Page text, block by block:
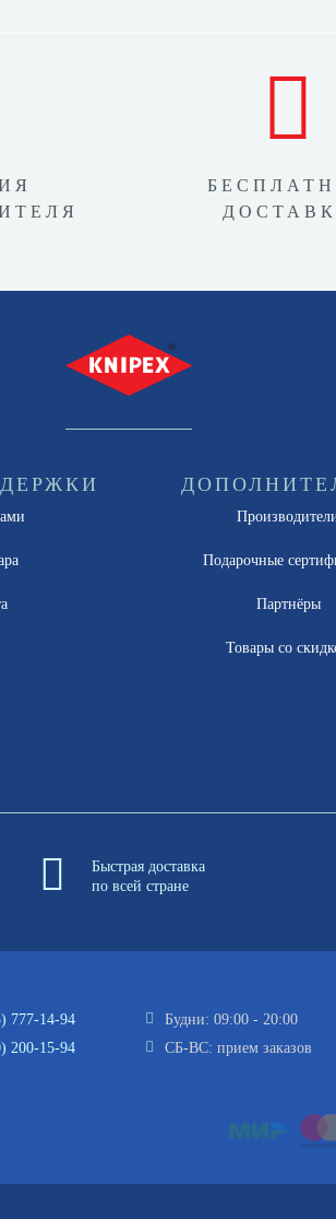
Подарочные
Партнёры
Товары со
Быстрая доставка
по всей стране
777-14-94
200-15-94
Будни: 09:00 - 20:00
СБ-ВС: прием заказов